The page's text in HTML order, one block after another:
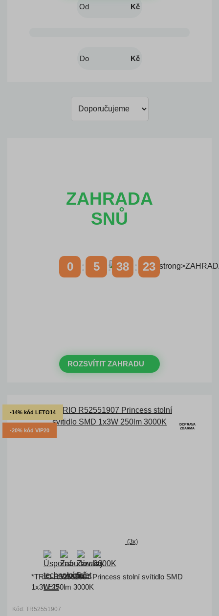
Kč
Kč
ZAHRADA
SNŮ
0 5 38 22
ROZSVÍTIT ZAHRADU
-14% kód LETO14
-20% kód VIP20
DOPRAVA
ZDARMA
(3x)
*TRIO R52551907 Princess stolní svítidlo SMD
1x3W 250lm 3000K
Kód: TR52551907